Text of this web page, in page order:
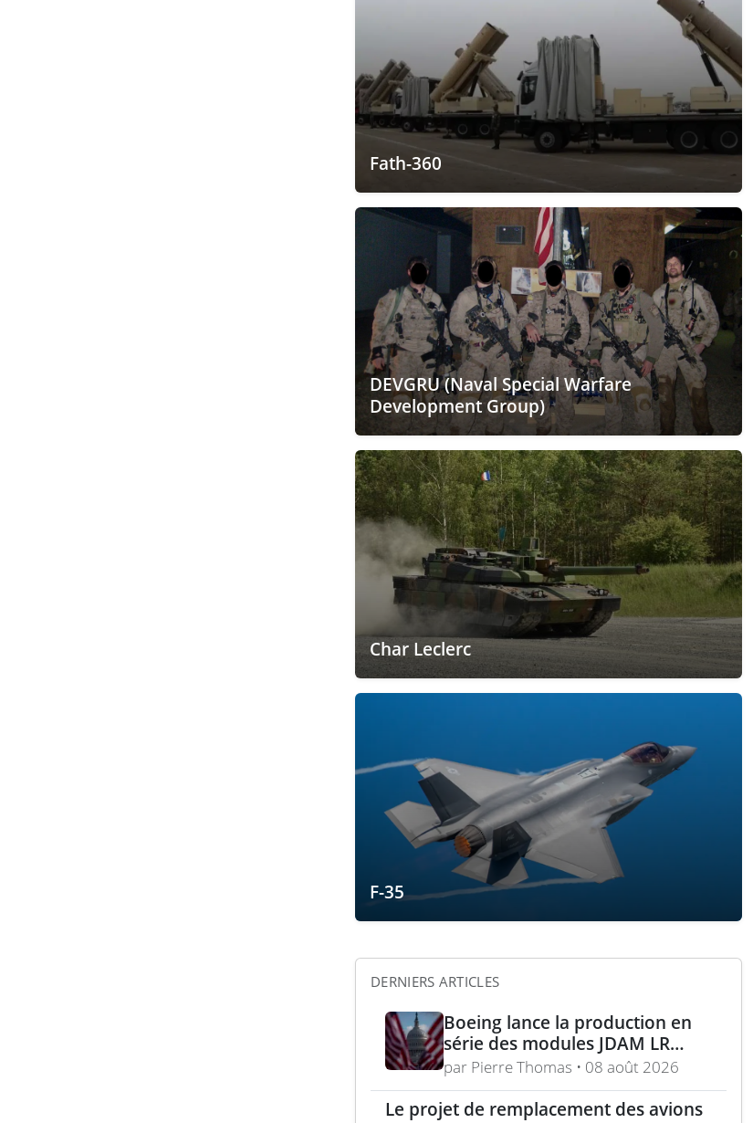
Fath-360
DEVGRU (Naval Special Warfare
Development Group)
Char Leclerc
F-35
DERNIERS ARTICLES
Boeing lance la production en
série des modules JDAM LR
pour frappes de précision
longue portée
par Pierre Thomas • 08 août 2026
Le projet de remplacement des avions